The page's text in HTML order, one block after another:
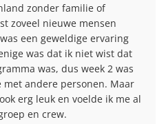
zonder familie of
zoveel nieuwe mensen
een geweldige ervaring
was dat ik niet wist dat
was, dus week 2 was
andere personen. Maar
erg leuk en voelde ik me al
en crew.